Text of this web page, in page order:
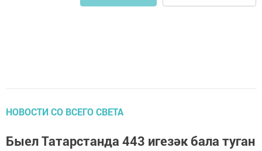
НОВОСТИ СО ВСЕГО СВЕТА
Быел Татарстанда 443 игезәк бала туган